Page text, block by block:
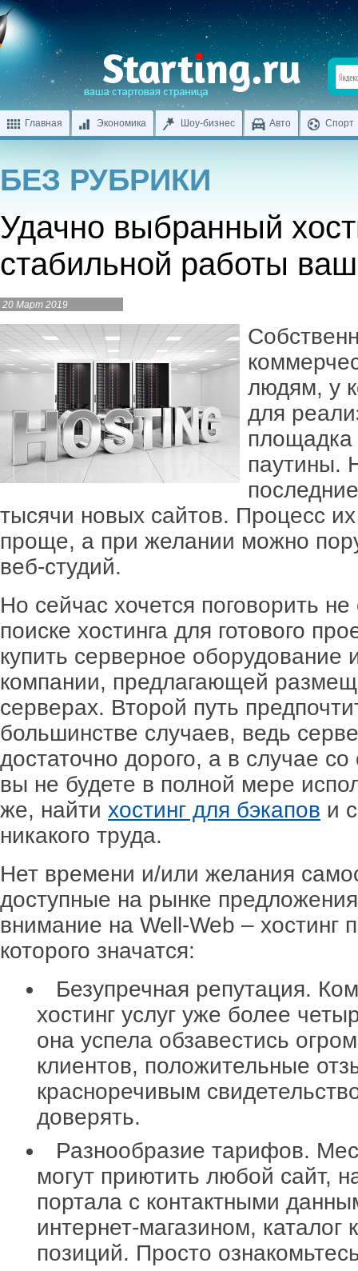
Главная Экономика Шоу-бизнес Авто Спорт
БЕЗ РУБРИКИ
Удачно выбранный
стабильной работы
20 Март 2019
людям, у
для
площадка
паутины.
тысячи новых сайтов. Процесс
проще, а при желании можно
веб-студий.
Но сейчас хочется поговорить
поиске хостинга для готового
купить серверное оборудование
компании, предлагающей
серверах. Второй путь
большинстве случаев, ведь
достаточно дорого, а в случае
вы не будете в полной мере
же, найти хостинг для бэкапов и
никакого труда.
Нет времени и/или желания
доступные на рынке
внимание на Well-Web – хостинг
которого значатся:
Безупречная репутация.
хостинг услуг уже более
она успела обзавестись
клиентов, положительные
красноречивым
доверять.
Разнообразие тарифов.
могут приютить любой сайт,
портала с контактными
интернет-магазином, каталог
позиций. Просто